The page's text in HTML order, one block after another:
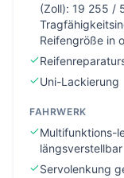
(Zoll): 19 255 /
Reifengröße in
Uni-Lackierung
FAHRWERK
Multifunktions-
längsverstellbar
Servolenkung